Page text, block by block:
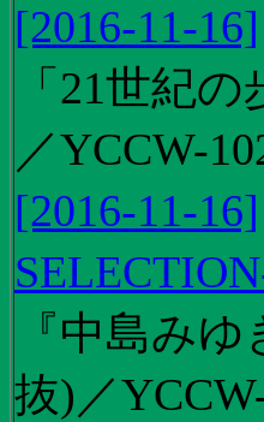
[2016-11-16]
「21世紀
／YCCW-
[2016-11-16]
『中島み
抜)／